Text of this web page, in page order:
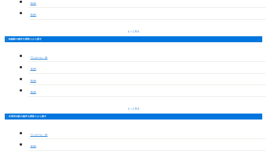
2LDK
3LDK
もっと見る
柏森駅の物件を間取りから探す
ワンルーム・1K
1LDK
2LDK
3LDK
もっと見る
木津用水駅の物件を間取りから探す
ワンルーム・1K
1LDK